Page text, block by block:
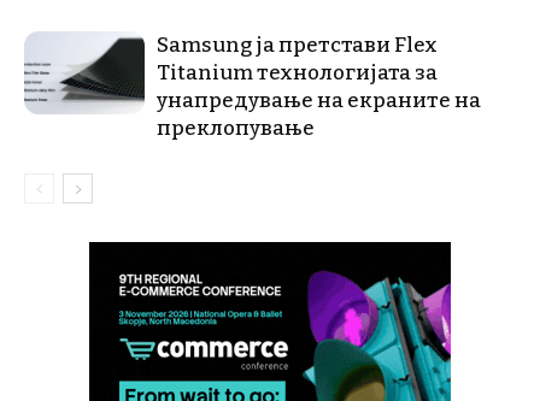
Samsung ја претстави Flex
Titanium технологијата за
унапредување на екраните на
преклопување